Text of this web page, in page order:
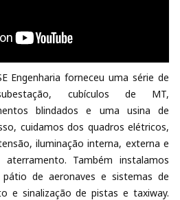
Engenharia forneceu uma série de
cubículos de MT,
blindados e uma usina de
cuidamos dos quadros elétricos,
iluminação interna, externa e
Também instalamos
de aeronaves e sistemas de
e sinalização de pistas e taxiway.